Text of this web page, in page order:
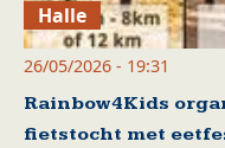
Halle
26/05/2026 - 19:31
Rainbow4Kids
fietstocht met